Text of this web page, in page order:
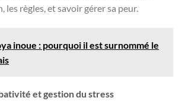
les règles, et savoir gérer sa peur.
inoue : pourquoi il est surnommé le
et gestion du stress